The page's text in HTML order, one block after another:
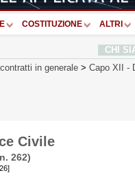
COSTITUZIONE ALTRI
CHI
in generale > Capo XII -
Civile
262)